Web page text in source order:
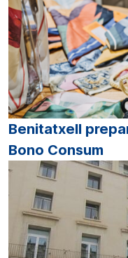
Benitatxell
Bono Consum